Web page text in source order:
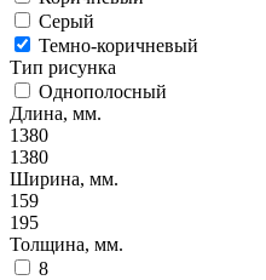
Серый
Темно-коричневый
Тип рисунка
Однополосный
Длина, мм.
1380
1380
Ширина, мм.
159
195
Толщина, мм.
8